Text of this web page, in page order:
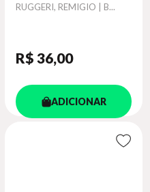
Autor
RUGGERI, REMIGIO | B...
R$ 36,00
ADICIONAR